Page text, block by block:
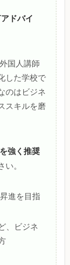
ドバイ
国人講師
した学校で
のはビジネ
スキルを磨
強く推奨
い。
進を目指
、ビジネ